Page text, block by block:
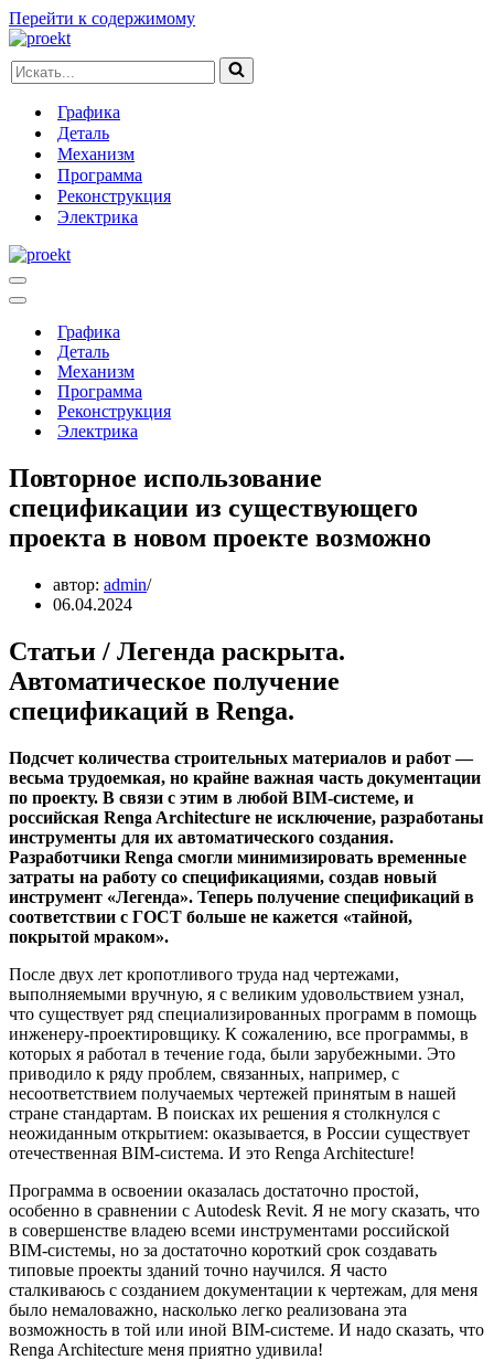
Перейти к содержимому
Искать...
Графика
Деталь
Механизм
Программа
Реконструкция
Электрика
Меню
навигации
Меню
навигацииГрафика
Деталь
Механизм
Программа
Реконструкция
Электрика
Повторное использование
спецификации из существующего
проекта в новом проекте возможно
автор: admin
06.04.2024
Статьи / Легенда раскрыта.
Автоматическое получение
спецификаций в Renga.
Подсчет количества строительных материалов и работ —
весьма трудоемкая, но крайне важная часть документации
по проекту. В связи с этим в любой BIM-системе, и
российская Renga Architecture не исключение, разработаны
инструменты для их автоматического создания.
Разработчики Renga смогли минимизировать временные
затраты на работу со спецификациями, создав новый
инструмент «Легенда». Теперь получение спецификаций в
соответствии с ГОСТ больше не кажется «тайной,
покрытой мраком».
После двух лет кропотливого труда над чертежами,
выполняемыми вручную, я с великим удовольствием узнал,
что существует ряд специализированных программ в помощь
инженеру-проектировщику. К сожалению, все программы, в
которых я работал в течение года, были зарубежными. Это
приводило к ряду проблем, связанных, например, с
несоответствием получаемых чертежей принятым в нашей
стране стандартам. В поисках их решения я столкнулся с
неожиданным открытием: оказывается, в России существует
отечественная BIM-система. И это Renga Architecture!
Программа в освоении оказалась достаточно простой,
особенно в сравнении с Autodesk Revit. Я не могу сказать, что
в совершенстве владею всеми инструментами российской
BIM-системы, но за достаточно короткий срок создавать
типовые проекты зданий точно научился. Я часто
сталкиваюсь с созданием документации к чертежам, для меня
было немаловажно, насколько легко реализована эта
возможность в той или иной BIM-системе. И надо сказать, что
Renga Architecture меня приятно удивила!